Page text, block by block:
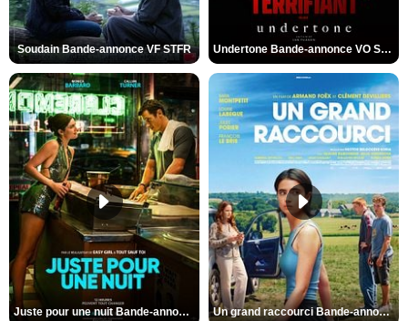
Soudain Bande-annonce VF STFR Undertone Bande-annonce VO STFR
Juste pour une nuit Bande-annonce VO STFR Un grand raccourci Bande-annonce VF